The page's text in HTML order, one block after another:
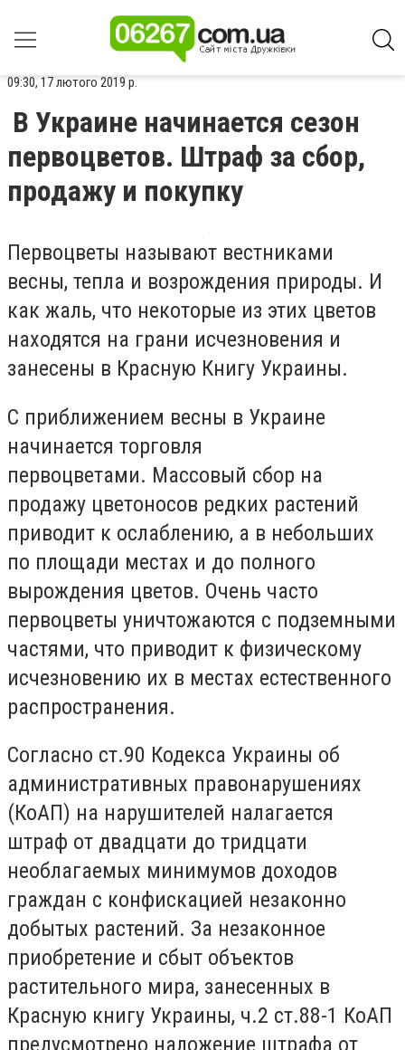
09:30, 17 лютого 2019 р.
В Украине начинается сезон
первоцветов. Штраф за сбор,
продажу и покупку
Первоцветы называют вестниками
весны, тепла и возрождения природы. И
как жаль, что некоторые из этих цветов
находятся на грани исчезновения и
занесены в Красную Книгу Украины.
С приближением весны в Украине
начинается торговля
первоцветами. Массовый сбор на
продажу цветоносов редких растений
приводит к ослаблению, а в небольших
по площади местах и до полного
вырождения цветов. Очень часто
первоцветы уничтожаются с подземными
частями, что приводит к физическому
исчезновению их в местах естественного
распространения.
Согласно ст.90 Кодекса Украины об
административных правонарушениях
(КоАП) на нарушителей налагается
штраф от двадцати до тридцати
необлагаемых минимумов доходов
граждан с конфискацией незаконно
добытых растений. За незаконное
приобретение и сбыт объектов
растительного мира, занесенных в
Красную книгу Украины, ч.2 ст.88-1 КоАП
предусмотрено наложение штрафа от